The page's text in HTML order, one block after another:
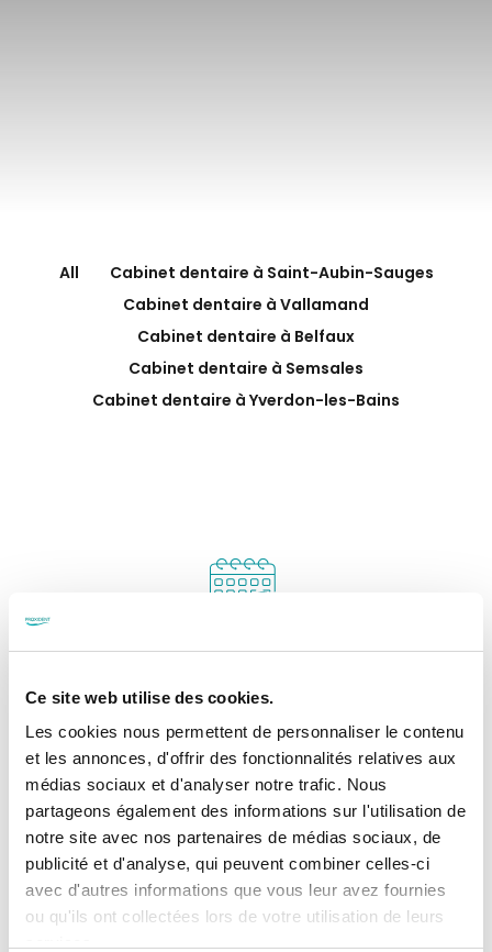
Ce site web utilise des cookies.
Les cookies nous permettent de personnaliser le contenu
et les annonces, d'offrir des fonctionnalités relatives aux
médias sociaux et d'analyser notre trafic. Nous
partageons également des informations sur l'utilisation de
notre site avec nos partenaires de médias sociaux, de
publicité et d'analyse, qui peuvent combiner celles-ci
avec d'autres informations que vous leur avez fournies
ou qu'ils ont collectées lors de votre utilisation de leurs
All
Cabinet dentaire à Saint-Aubin-Sauges
Cabinet dentaire à Vallamand
Cabinet dentaire à Belfaux
Cabinet dentaire à Semsales
Cabinet dentaire à Yverdon-les-Bains
Prendre rendez-vous
Prendre RDV en ligne
Tarif
DENTOTAR minimum, à 1.05.- pour les adultes et
à 1.00.- pour les enfants